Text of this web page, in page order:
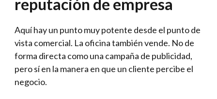
reputación de empresa
Aquí hay un punto muy potente desde el punto de
vista comercial. La oficina también vende. No de
forma directa como una campaña de publicidad,
pero sí en la manera en que un cliente percibe el
negocio.